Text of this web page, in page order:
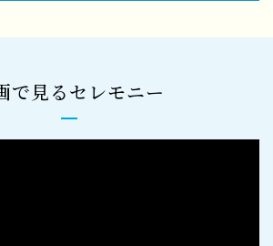
で見るセレモニー